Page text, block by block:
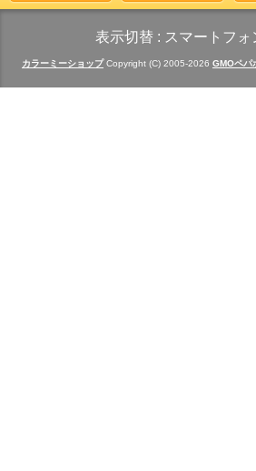
表示切替 : スマートフォ
カラーミーショップ Copyright (C) 2005-2026 GMOペパ